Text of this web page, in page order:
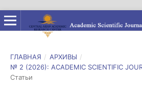
ГЛАВНАЯ / АРХИВЫ /
№ 2 (2026): ACADEMIC SCIENTIFIC
Статьи